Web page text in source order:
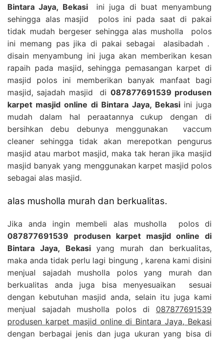
Bintara Jaya, Bekasi
ini juga di buat menyambung
sehingga alas masjid polos ini pada saat di pakai
tidak mudah bergeser sehingga alas musholla polos
ini memang pas jika di pakai sebagai alasibadah .
disain menyambung ini juga akan memberikan kesan
rapaih pada masjid, sehingga pemasangan karpet di
masjid polos ini memberikan banyak manfaat bagi
masjid, sajadah masjid di 087877691539 produsen
karpet masjid online di Bintara Jaya, Bekasi ini juga
mudah dalam hal peraatannya cukup dengan di
bersihkan debu debunya menggunakan vaccum
cleaner sehingga tidak akan merepotkan pengurus
masjid atau marbot masjid, maka tak heran jika masjid
masjid banyak yang menggunakan karpet masjid polos
sebagai alas masjid.
alas musholla murah dan berkualitas.
Jika anda ingin membeli alas musholla polos di
087877691539 produsen karpet masjid online di
Bintara Jaya, Bekasi yang murah dan berkualitas,
maka anda tidak perlu lagi bingung , karena kami disini
menjual sajadah musholla polos yang murah dan
berkualitas anda juga bisa menyesuaikan sesuai
dengan kebutuhan masjid anda, selain itu juga kami
menjual sajadah musholla polos di 087877691539
produsen karpet masjid online di Bintara Jaya, Bekasi
dengan berbagai jenis dan juga ukuran yang bisa di